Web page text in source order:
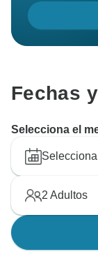
Fechas
Selecciona el
2 Adultos